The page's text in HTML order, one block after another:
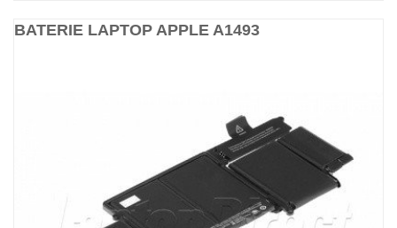
BATERIE LAPTOP APPLE A1493